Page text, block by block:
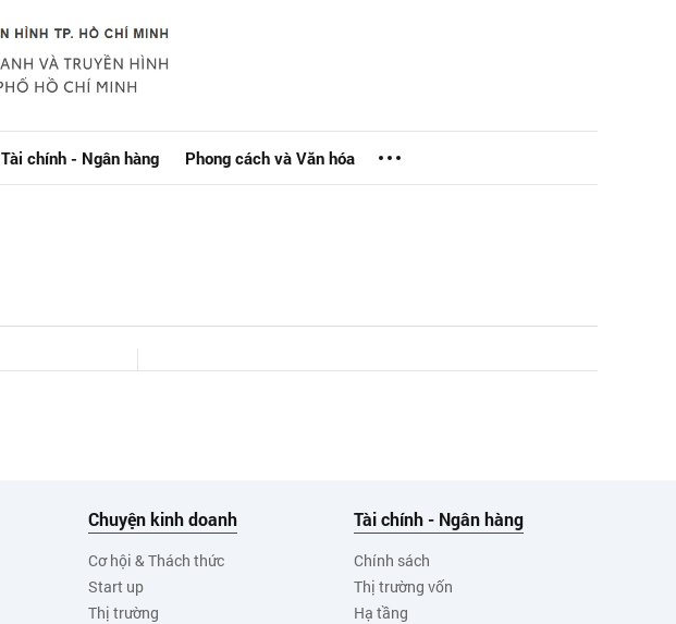
Tài chính - Ngân hàng Phong cách và Văn hóa
Chuyện kinh doanh
Cơ hội & Thách thức
Start up
Thị trường
Tài chính - Ngân hàng
Chính sách
Thị trường vốn
Hạ tầng